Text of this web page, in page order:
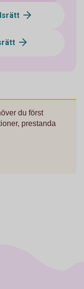
du först
prestanda